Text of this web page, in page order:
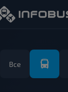
Все